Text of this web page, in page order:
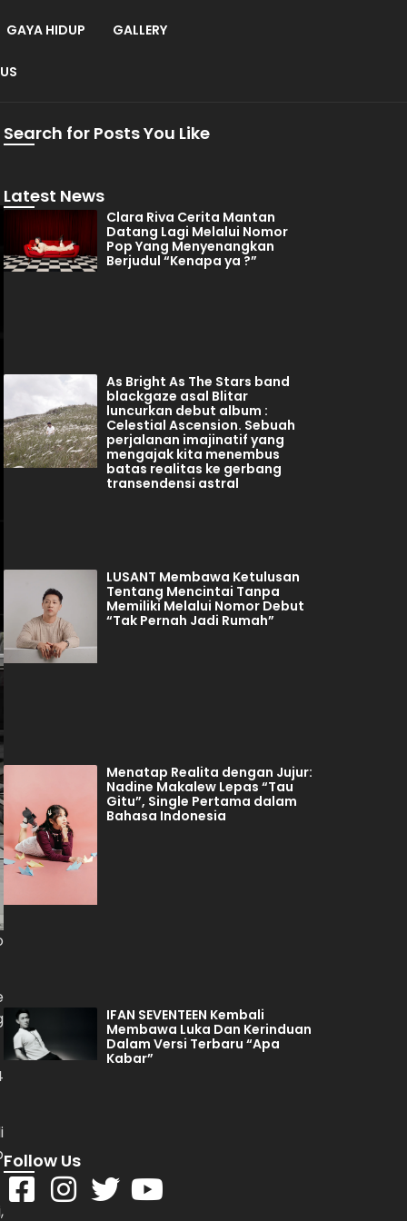
GAYA HIDUP GALLERY
Search for Posts You Like
Latest News
Clara Riva Cerita Mantan
Datang Lagi Melalui Nomor
Pop Yang Menyenangkan
Berjudul “Kenapa ya ?”
As Bright As The Stars band
blackgaze asal Blitar
luncurkan debut album :
Celestial Ascension. Sebuah
perjalanan imajinatif yang
mengajak kita menembus
batas realitas ke gerbang
transendensi astral
LUSANT Membawa Ketulusan
Tentang Mencintai Tanpa
Memiliki Melalui Nomor Debut
“Tak Pernah Jadi Rumah”
Menatap Realita dengan Jujur:
Nadine Makalew Lepas “Tau
Gitu”, Single Pertama dalam
Bahasa Indonesia
IFAN SEVENTEEN Kembali
Membawa Luka Dan Kerinduan
Dalam Versi Terbaru “Apa
Kabar”
Follow Us